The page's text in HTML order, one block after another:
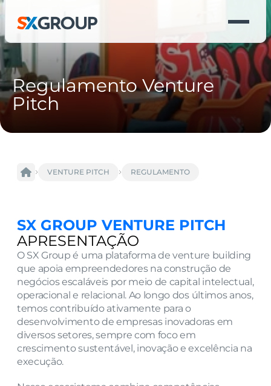
Regulamento Venture
Pitch
VENTURE PITCH REGULAMENTO
SX GROUP VENTURE PITCH
APRESENTAÇÃO
O SX Group é uma plataforma de venture building
que apoia empreendedores na construção de
negócios escaláveis por meio de capital intelectual,
operacional e relacional. Ao longo dos últimos anos,
temos contribuído ativamente para o
desenvolvimento de empresas inovadoras em
diversos setores, sempre com foco em
crescimento sustentável, inovação e excelência na
execução.